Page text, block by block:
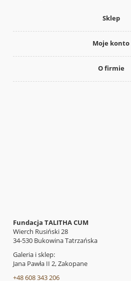
Sklep
Moje konto
O firmie
Fundacja TALITHA CUM
Wierch Rusiński 28
34-530 Bukowina Tatrzańska
Galeria i sklep:
Jana Pawła II 2, Zakopane
+48 608 343 206